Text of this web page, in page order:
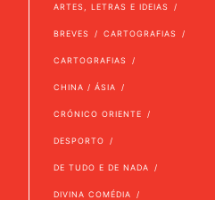
ARTES, LETRAS E IDEIAS
BREVES CARTOGRAFIAS
CARTOGRAFIAS
CHINA / ÁSIA
CRÓNICO ORIENTE
DESPORTO
DE TUDO E DE NADA
DIVINA COMÉDIA